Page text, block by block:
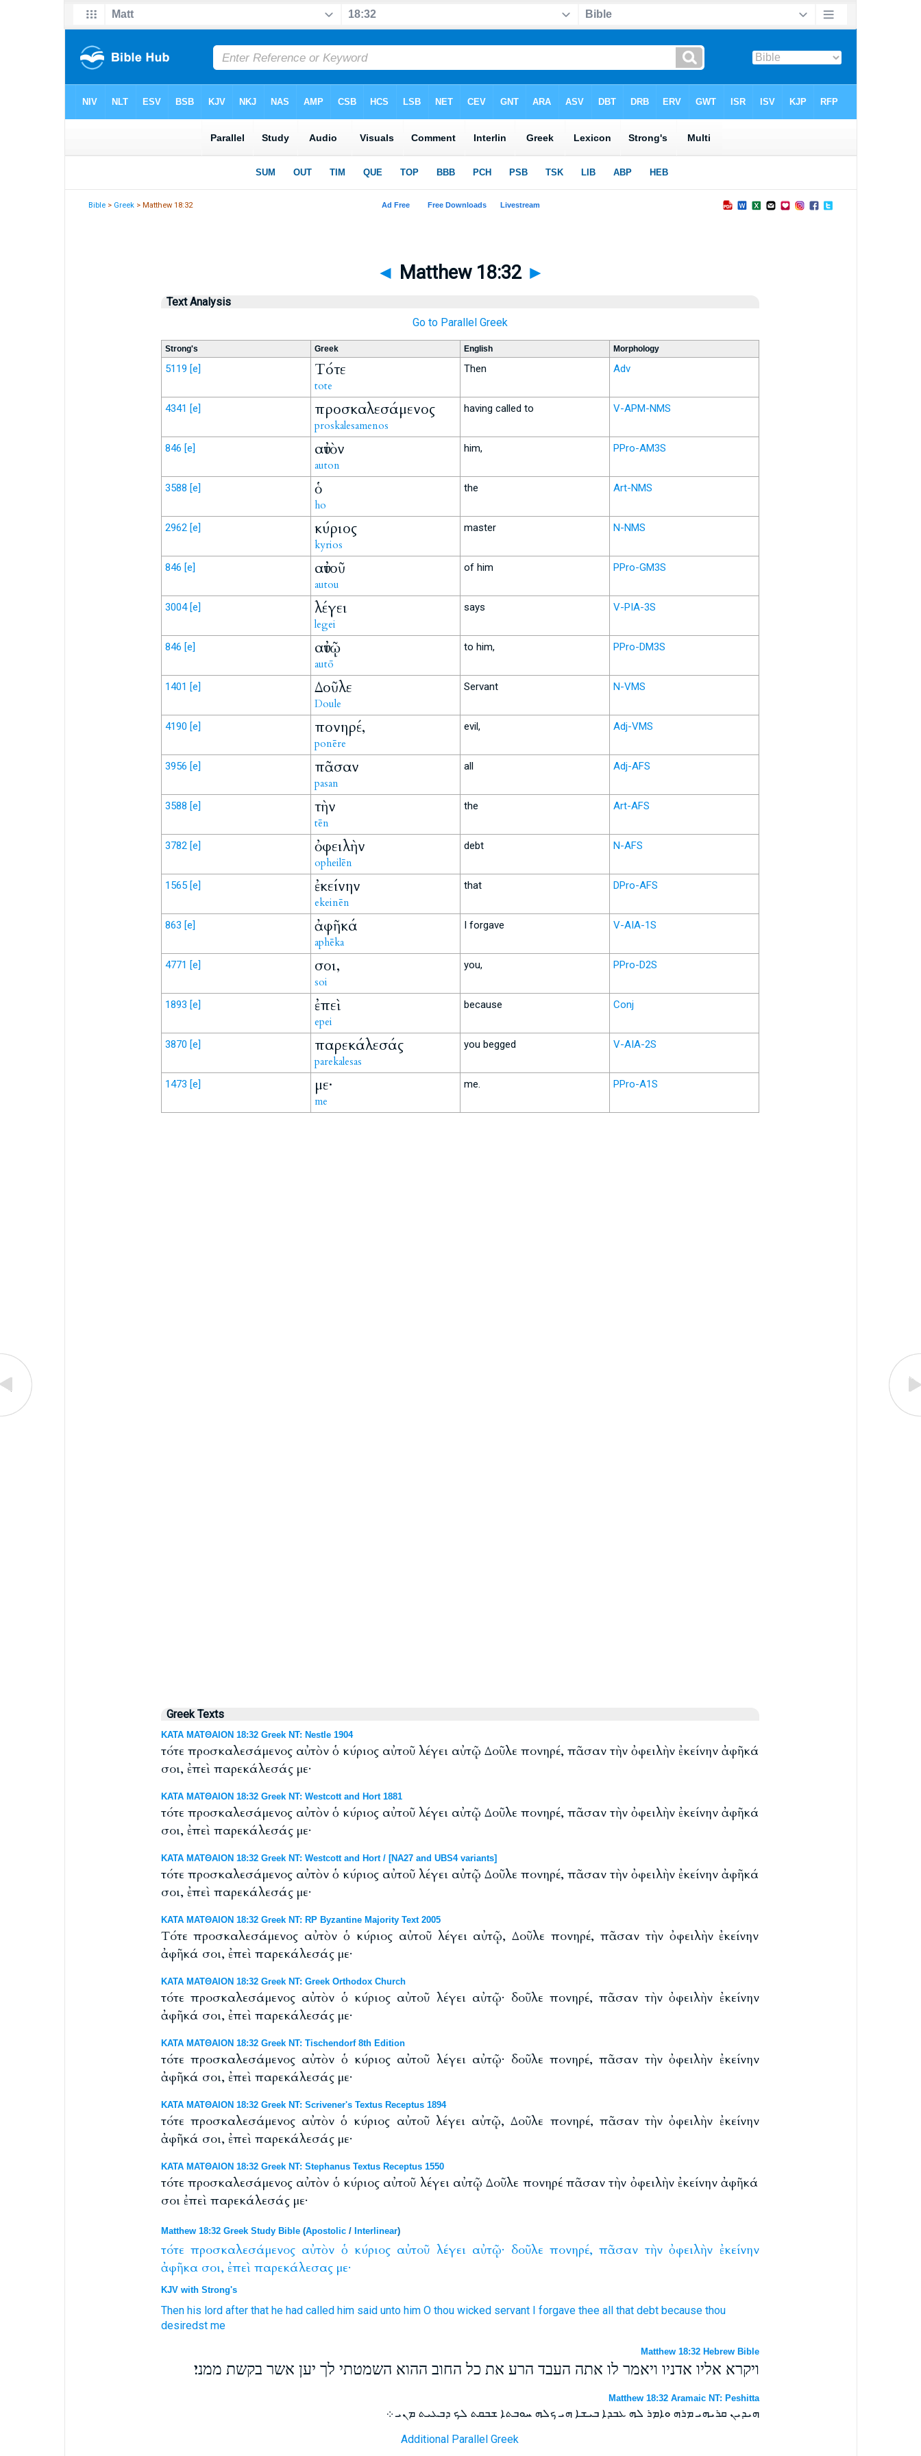
Bible > Greek > Matthew 18:32
◄ Matthew 18:32 ►
Text Analysis
Go to Parallel Greek
Strong's Greek English Morphology
5119 [e] Τότε
tote
Then Adv
4341 [e] προσκαλεσάμενος
proskalesamenos
having called to V-APM-NMS
846 [e] αὐτὸν
auton
him, PPro-AM3S
3588 [e] ὁ
ho
the Art-NMS
2962 [e] κύριος
kyrios
master N-NMS
846 [e] αὐτοῦ
autou
of him PPro-GM3S
3004 [e] λέγει
legei
says V-PIA-3S
846 [e] αὐτῷ
autō
to him, PPro-DM3S
1401 [e] Δοῦλε
Doule
Servant N-VMS
4190 [e] πονηρέ,
ponēre
evil, Adj-VMS
3956 [e] πᾶσαν
pasan
all Adj-AFS
3588 [e] τὴν
tēn
the Art-AFS
3782 [e] ὀφειλὴν
opheilēn
debt N-AFS
1565 [e] ἐκείνην
ekeinēn
that DPro-AFS
863 [e] ἀφῆκά
aphēka
I forgave V-AIA-1S
4771 [e] σοι,
soi
you, PPro-D2S
1893 [e] ἐπεὶ
epei
because Conj
3870 [e] παρεκάλεσάς
parekalesas
you begged V-AIA-2S
1473 [e] με·
me
me. PPro-A1S
Greek Texts
ΚΑΤΑ ΜΑΤΘΑΙΟΝ 18:32 Greek NT: Nestle 1904
τότε προσκαλεσάμενος αὐτὸν ὁ κύριος αὐτοῦ λέγει αὐτῷ Δοῦλε πονηρέ, πᾶσαν τὴν ὀφειλὴν ἐκείνην ἀφῆκά
σοι, ἐπεὶ παρεκάλεσάς με·
ΚΑΤΑ ΜΑΤΘΑΙΟΝ 18:32 Greek NT: Westcott and Hort 1881
τότε προσκαλεσάμενος αὐτὸν ὁ κύριος αὐτοῦ λέγει αὐτῷ Δοῦλε πονηρέ, πᾶσαν τὴν ὀφειλὴν ἐκείνην ἀφῆκά
σοι, ἐπεὶ παρεκάλεσάς με·
ΚΑΤΑ ΜΑΤΘΑΙΟΝ 18:32 Greek NT: Westcott and Hort / [NA27 and UBS4 variants]
τότε προσκαλεσάμενος αὐτὸν ὁ κύριος αὐτοῦ λέγει αὐτῷ Δοῦλε πονηρέ, πᾶσαν τὴν ὀφειλὴν ἐκείνην ἀφῆκά
σοι, ἐπεὶ παρεκάλεσάς με·
ΚΑΤΑ ΜΑΤΘΑΙΟΝ 18:32 Greek NT: RP Byzantine Majority Text 2005
Tότε προσκαλεσάμενος αὐτὸν ὁ κύριος αὐτοῦ λέγει αὐτῷ, Δοῦλε πονηρέ, πᾶσαν τὴν ὀφειλὴν ἐκείνην
ἀφῆκά σοι, ἐπεὶ παρεκάλεσάς με·
ΚΑΤΑ ΜΑΤΘΑΙΟΝ 18:32 Greek NT: Greek Orthodox Church
τότε προσκαλεσάμενος αὐτὸν ὁ κύριος αὐτοῦ λέγει αὐτῷ· δοῦλε πονηρέ, πᾶσαν τὴν ὀφειλὴν ἐκείνην
ἀφῆκά σοι, ἐπεὶ παρεκάλεσάς με·
ΚΑΤΑ ΜΑΤΘΑΙΟΝ 18:32 Greek NT: Tischendorf 8th Edition
τότε προσκαλεσάμενος αὐτὸν ὁ κύριος αὐτοῦ λέγει αὐτῷ· δοῦλε πονηρέ, πᾶσαν τὴν ὀφειλὴν ἐκείνην
ἀφῆκά σοι, ἐπεὶ παρεκάλεσάς με·
ΚΑΤΑ ΜΑΤΘΑΙΟΝ 18:32 Greek NT: Scrivener's Textus Receptus 1894
τότε προσκαλεσάμενος αὐτὸν ὁ κύριος αὐτοῦ λέγει αὐτῷ, Δοῦλε πονηρέ, πᾶσαν τὴν ὀφειλὴν ἐκείνην
ἀφῆκά σοι, ἐπεὶ παρεκάλεσάς με·
ΚΑΤΑ ΜΑΤΘΑΙΟΝ 18:32 Greek NT: Stephanus Textus Receptus 1550
τότε προσκαλεσάμενος αὐτὸν ὁ κύριος αὐτοῦ λέγει αὐτῷ Δοῦλε πονηρέ πᾶσαν τὴν ὀφειλὴν ἐκείνην ἀφῆκά
σοι ἐπεὶ παρεκάλεσάς με·
Matthew 18:32 Greek Study Bible(Apostolic/ Interlinear)
τότε προσκαλεσάμενος αὐτὸν ὁ κύριος αὐτοῦ λέγει αὐτῷ· δοῦλε πονηρέ, πᾶσαν τὴν ὀφειλὴν ἐκείνην
ἀφῆκα σοι, ἐπεὶ παρεκάλεσας με·
KJV with Strong's
Then his lord after that he had called him said unto him O thou wicked servant I forgave thee all that debt because thou
desiredst me
Matthew 18:32 Hebrew Bible
ויקרא אליו אדניו ויאמר לו אתה העבד הרע את כל החוב ההוא השמטתי לך יען אשר בקשת ממני׃
Matthew 18:32 Aramaic NT: Peshitta
ܗܝܕܝܢ ܩܪܝܗܝ ܡܪܗ ܘܐܡܪ ܠܗ ܥܒܕܐ ܒܝܫܐ ܗܝ ܟܠܗ ܚܘܒܬܐ ܫܒܩܬ ܠܟ ܕܒܥܝܬ ܡܢܝ ܀
Additional Parallel Greek